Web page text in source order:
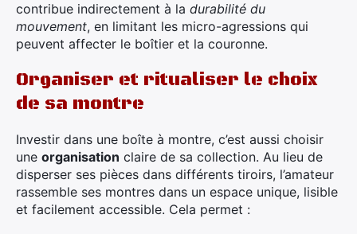
contribue indirectement à la durabilité du
mouvement, en limitant les micro-agressions qui
peuvent affecter le boîtier et la couronne.
Organiser et ritualiser le choix
de sa montre
Investir dans une boîte à montre, c’est aussi choisir
une organisation claire de sa collection. Au lieu de
disperser ses pièces dans différents tiroirs, l’amateur
rassemble ses montres dans un espace unique, lisible
et facilement accessible. Cela permet :